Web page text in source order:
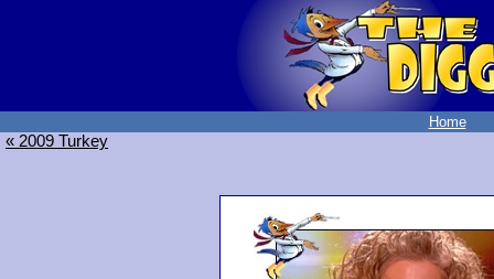
Home
« 2009 Turkey